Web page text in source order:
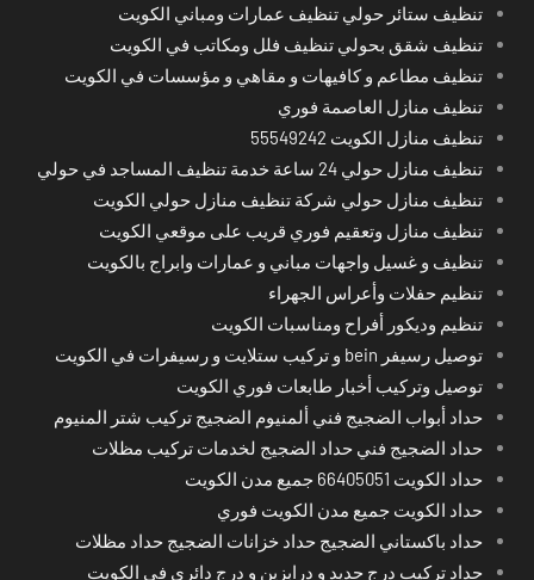
تنظيف ستائر حولي تنظيف عمارات ومباني الكويت
تنظيف شقق بحولي تنظيف فلل ومكاتب في الكويت
تنظيف مطاعم و كافيهات و مقاهي و مؤسسات في الكويت
تنظيف منازل العاصمة فوري
تنظيف منازل الكويت 55549242
تنظيف منازل حولي 24 ساعة خدمة تنظيف المساجد في حولي
تنظيف منازل حولي شركة تنظيف منازل حولي الكويت
تنظيف منازل وتعقيم فوري قريب على موقعي الكويت
تنظيف و غسيل واجهات مباني و عمارات وابراج بالكويت
تنظيم حفلات وأعراس الجهراء
تنظيم وديكور أفراح ومناسبات الكويت
توصيل رسيفر bein و تركيب ستلايت و رسيفرات في الكويت
توصيل وتركيب أخبار طابعات فوري الكويت
حداد أبواب الضجيج فني ألمنيوم الضجيج تركيب شتر المنيوم
حداد الضجيج فني حداد الضجيج لخدمات تركيب مظلات
حداد الكويت 66405051 جميع مدن الكويت
حداد الكويت جميع مدن الكويت فوري
حداد باكستاني الضجيج حداد خزانات الضجيج حداد مظلات
حداد تركيب درج حديد و درابزين و درج دائري في الكويت